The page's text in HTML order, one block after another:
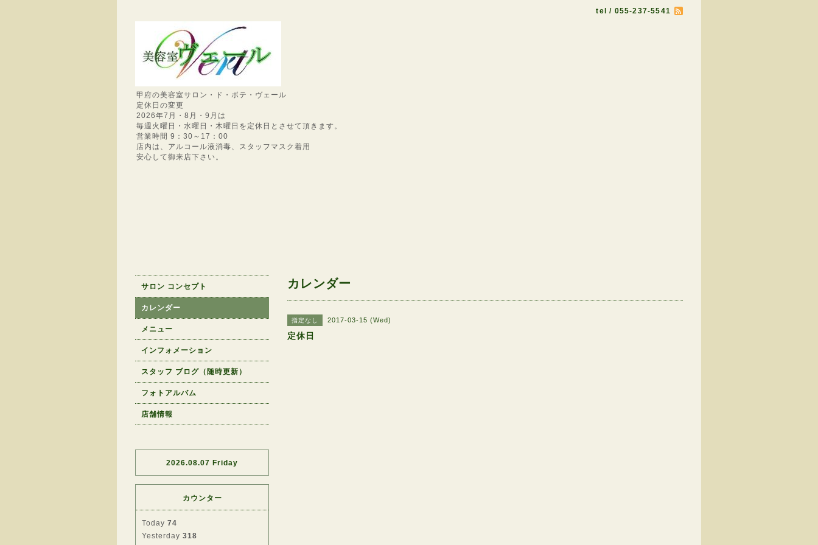
tel / 055-237-5541
甲府の美容室サロン・ド・ボテ・ヴェール
定休日の変更
2026年7月・8月・9月は
毎週火曜日・水曜日・木曜日を定休日とさせて頂きます。
営業時間 9：30～17：00
店内は、アルコール液消毒、スタッフマスク着用
安心して御来店下さい。
カレンダー
指定なし 2017-03-15 (Wed)
定休日
サロン コンセプト
カレンダー
メニュー
インフォメーション
スタッフ ブログ（随時更新）
フォトアルバム
店舗情報
2026.08.07 Friday
カウンター
Today 74
Yesterday 318